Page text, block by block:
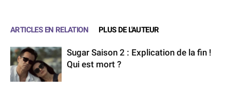
ARTICLES EN RELATION PLUS DE L'AUTEUR
Sugar Saison 2 : Explication de la fin !
Qui est mort ?